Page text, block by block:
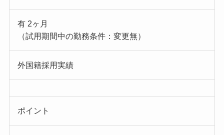
有 2ヶ月
（試用期間中の勤務条件：変更無）
外国籍採用実績
ポイント